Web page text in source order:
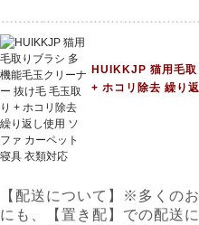
HUIKKJP 猫用毛取
+ ホコリ除去 繰り
【配送について】※多くの
にも、【置き配】での配送